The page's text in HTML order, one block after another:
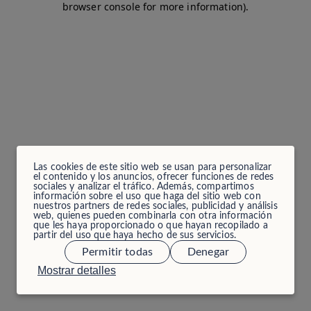
Las cookies de este sitio web se usan para personalizar
el contenido y los anuncios, ofrecer funciones de redes
sociales y analizar el tráfico. Además, compartimos
información sobre el uso que haga del sitio web con
nuestros partners de redes sociales, publicidad y análisis
web, quienes pueden combinarla con otra información
que les haya proporcionado o que hayan recopilado a
partir del uso que haya hecho de sus servicios.
Mostrar detalles
Permitir todas Denegar
browser console for more information).